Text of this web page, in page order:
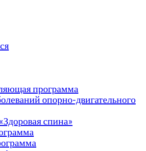
программа
опорно-двигательного
спина»